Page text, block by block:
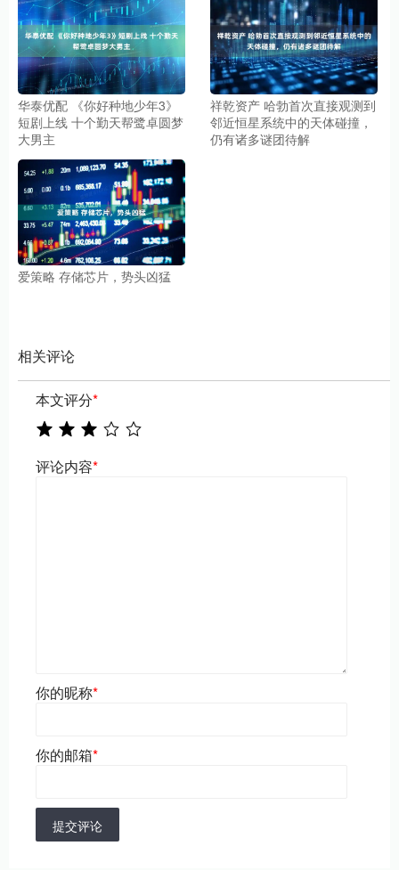
华泰优配 《你好种地少年3》
短剧上线 十个勤天帮鹭卓圆梦
大男主
祥乾资产 哈勃首次直接观测到
邻近恒星系统中的天体碰撞，
仍有诸多谜团待解
爱策略 存储芯片，势头凶猛
相关评论
本文评分*
评论内容*
你的昵称*
你的邮箱*
提交评论